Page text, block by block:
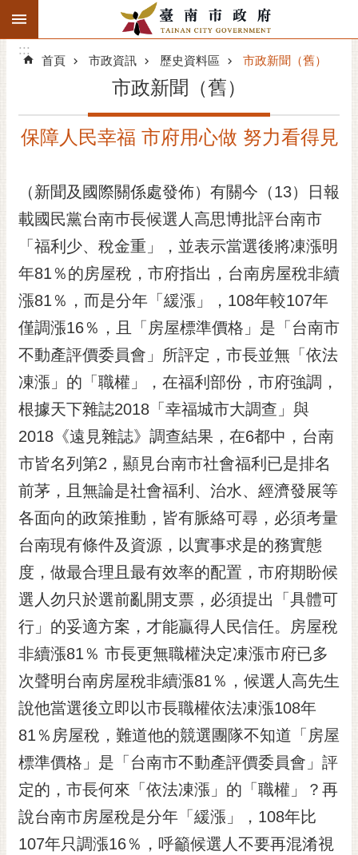
跳到主要內容區塊
搜
階
精彩府城
市府團隊
主題服務
市政資訊
市民互動
黃
哲
螢
光
花
泉
桐
花
祭
網
站
導
覽
閱
RSS
訂
閱
電
子
報
:::
:::
首頁 市政資訊 歷史資料區 市政新聞（舊）
市政新聞（舊）
保障人民幸福 市府用心做 努力看得見
（新聞及國際關係處發佈）有關今（13）日報
載國民黨台南巿長候選人高思博批評台南市
「福利少、稅金重」，並表示當選後將凍漲明
年81％的房屋稅，市府指出，台南房屋稅非續
漲81％，而是分年「緩漲」，108年較107年
僅調漲16％，且「房屋標準價格」是「台南市
不動產評價委員會」所評定，市長並無「依法
凍漲」的「職權」，在福利部份，市府強調，
根據天下雜誌2018「幸福城市大調查」與
2018《遠見雜誌》調查結果，在6都中，台南
市皆名列第2，顯見台南市社會福利已是排名
前茅，且無論是社會福利、治水、經濟發展等
各面向的政策推動，皆有脈絡可尋，必須考量
台南現有條件及資源，以實事求是的務實態
度，做最合理且最有效率的配置，市府期盼候
選人勿只於選前亂開支票，必須提出「具體可
行」的妥適方案，才能贏得人民信任。房屋稅
非續漲81％ 市長更無職權決定凍漲市府已多
次聲明台南房屋稅非續漲81％，候選人高先生
說他當選後立即以市長職權依法凍漲108年
81％房屋稅，難道他的競選團隊不知道「房屋
標準價格」是「台南市不動產評價委員會」評
定的，市長何來「依法凍漲」的「職權」？再
說台南市房屋稅是分年「緩漲」，108年比
107年只調漲16％，呼籲候選人不要再混淆視